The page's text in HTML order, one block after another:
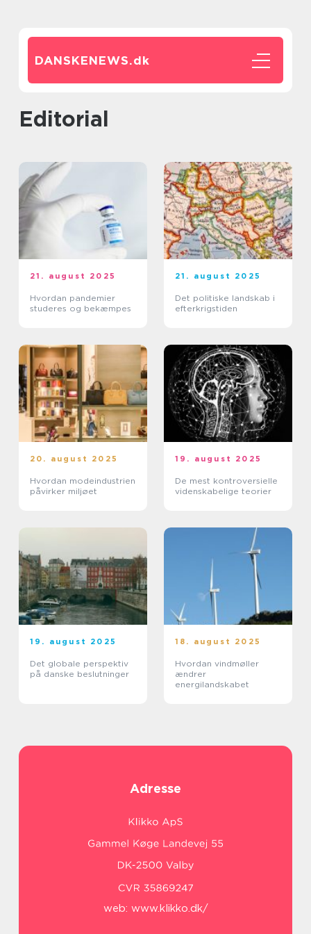
DANSKENEWS.dk
editorial
21. august 2025
Hvordan pandemier
studeres og bekæmpes
21. august 2025
Det politiske landskab i
efterkrigstiden
20. august 2025
Hvordan modeindustrien
påvirker miljøet
19. august 2025
De mest kontroversielle
videnskabelige teorier
19. august 2025
Det globale perspektiv
på danske beslutninger
18. august 2025
Hvordan vindmøller
ændrer
energilandskabet
Adresse
web: www.klikko.dk/